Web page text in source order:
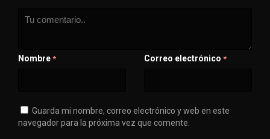
Nombre * Correo electrónico *
Guarda mi nombre, correo electrónico y web en este
navegador para la próxima vez que comente.